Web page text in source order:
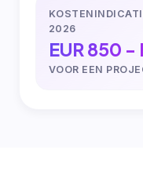
2026
EUR 850 -
VOOR EEN